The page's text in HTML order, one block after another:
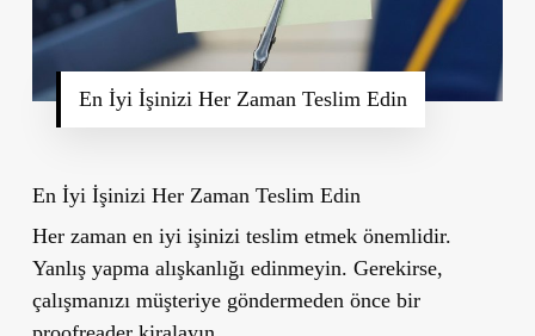
En İyi İşinizi Her Zaman Teslim Edin
En İyi İşinizi Her Zaman Teslim Edin
Her zaman en iyi işinizi teslim etmek önemlidir.
Yanlış yapma alışkanlığı edinmeyin. Gerekirse,
çalışmanızı müşteriye göndermeden önce bir